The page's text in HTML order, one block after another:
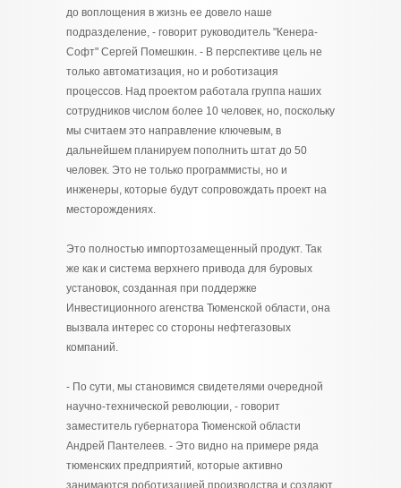
до воплощения в жизнь ее довело наше
подразделение, - говорит руководитель "Кенера-
Софт" Сергей Помешкин. - В перспективе цель не
только автоматизация, но и роботизация
процессов. Над проектом работала группа наших
сотрудников числом более 10 человек, но, поскольку
мы считаем это направление ключевым, в
дальнейшем планируем пополнить штат до 50
человек. Это не только программисты, но и
инженеры, которые будут сопровождать проект на
месторождениях.
Это полностью импортозамещенный продукт. Так
же как и система верхнего привода для буровых
установок, созданная при поддержке
Инвестиционного агенства Тюменской области, она
вызвала интерес со стороны нефтегазовых
компаний.
- По сути, мы становимся свидетелями очередной
научно-технической революции, - говорит
заместитель губернатора Тюменской области
Андрей Пантелеев. - Это видно на примере ряда
тюменских предприятий, которые активно
занимаются роботизацией производства и создают